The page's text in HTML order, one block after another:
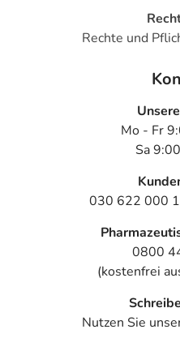
Anwendungshinweise
Die Gesamtdosis sollte
Art der Anwendung?
Nehmen Sie das
Die Anwendungsdauer
Beschwerde und/oder
Rechte und
Mo - Fr
Sa
030 622 000
0800
(kostenfrei
Nutzen Sie